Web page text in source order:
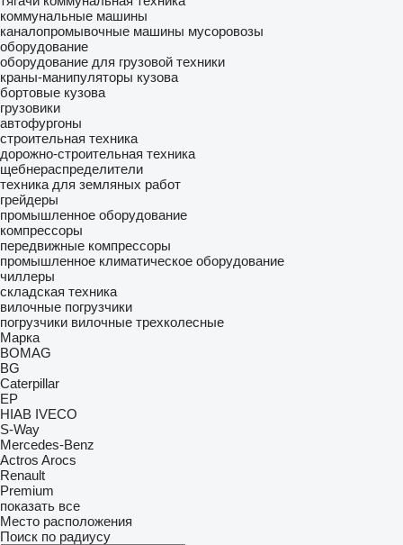
коммунальные машины
каналопромывочные машины мусоровозы
оборудование
оборудование для грузовой техники
краны-манипуляторы кузова
бортовые кузова
грузовики
автофургоны
строительная техника
дорожно-строительная техника
щебнераспределители
техника для земляных работ
грейдеры
промышленное оборудование
компрессоры
передвижные компрессоры
промышленное климатическое оборудование
чиллеры
складская техника
вилочные погрузчики
погрузчики вилочные трехколесные
Марка
BOMAG
BG
Caterpillar
EP
HIAB IVECO
S-Way
Mercedes-Benz
Actros Arocs
Renault
Premium
показать все
Место расположения
Поиск по радиусу